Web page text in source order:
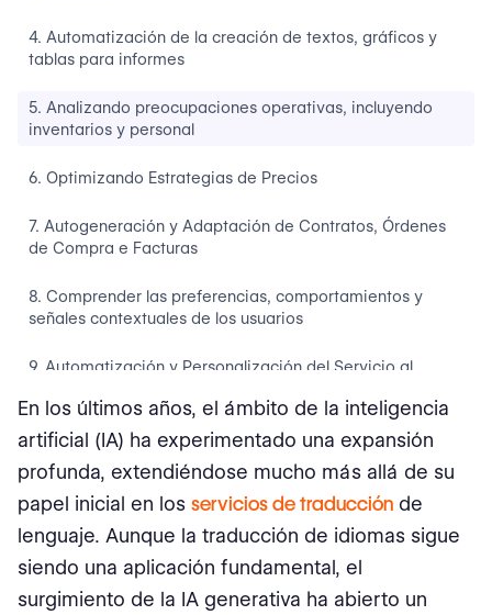
4. Automatización de la creación de textos, gráficos y
tablas para informes
5. Analizando preocupaciones operativas, incluyendo
inventarios y personal
6. Optimizando Estrategias de Precios
7. Autogeneración y Adaptación de Contratos, Órdenes
de Compra e Facturas
8. Comprender las preferencias, comportamientos y
señales contextuales de los usuarios
9. Automatización y Personalización del Servicio al
10. Aprendiendo de Tickets de Soporte Anteriores y No
Resueltos
11. Proporcionando Scripts Inteligentes para
Interacciones de Agentes
12. Desarrollando Marketing Personalizado
En los últimos años, el ámbito de la inteligencia
artificial (IA) ha experimentado una expansión
profunda, extendiéndose mucho más allá de su
papel inicial en los servicios de traducción de
lenguaje. Aunque la traducción de idiomas sigue
siendo una aplicación fundamental, el
surgimiento de la IA generativa ha abierto un